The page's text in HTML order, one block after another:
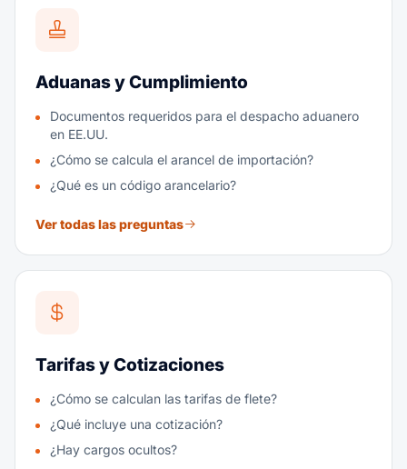
Aduanas y Cumplimiento
Documentos requeridos para el despacho aduanero
en EE.UU.
¿Cómo se calcula el arancel de importación?
¿Qué es un código arancelario?
Ver todas las preguntas
Tarifas y Cotizaciones
¿Cómo se calculan las tarifas de flete?
¿Qué incluye una cotización?
¿Hay cargos ocultos?